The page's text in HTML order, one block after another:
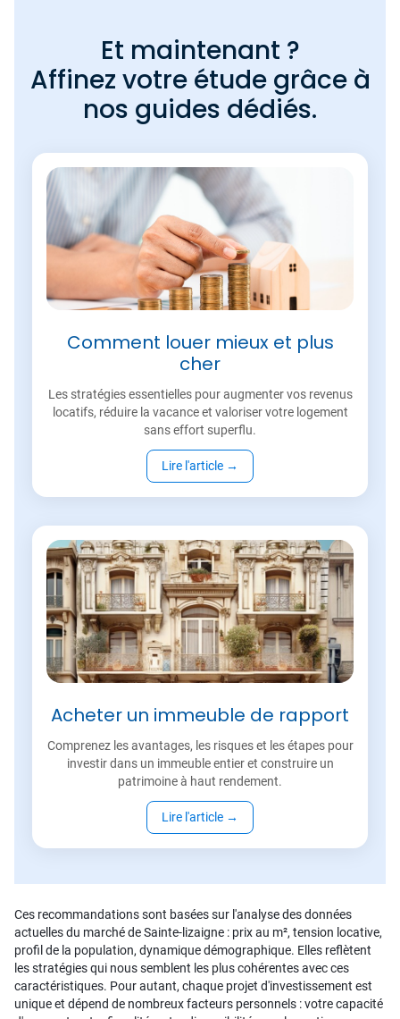
Et maintenant ?
Affinez votre étude grâce à
nos guides dédiés.
Comment louer mieux et plus
cher
Les stratégies essentielles pour augmenter vos revenus
locatifs, réduire la vacance et valoriser votre logement
sans effort superflu.
Lire l'article →
Acheter un immeuble de rapport
Comprenez les avantages, les risques et les étapes pour
investir dans un immeuble entier et construire un
patrimoine à haut rendement.
Lire l'article →
Ces recommandations sont basées sur l'analyse des données
actuelles du marché de Sainte-lizaigne : prix au m², tension locative,
profil de la population, dynamique démographique. Elles reflètent
les stratégies qui nous semblent les plus cohérentes avec ces
caractéristiques. Pour autant, chaque projet d'investissement est
unique et dépend de nombreux facteurs personnels : votre capacité